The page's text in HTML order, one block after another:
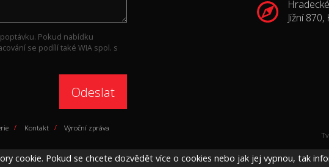
cookie. Pokud se chcete dozvědět více o cookies nebo jak jej vypnou, tak
Pokud nabídku
se podílí také WIA spol. s
Odeslat
Jižní
/ Kontakt / Výroční zpráva